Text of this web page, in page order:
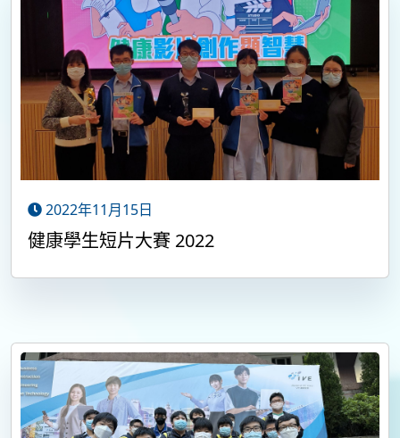
2022年11月15日
健康學生短片大賽 2022